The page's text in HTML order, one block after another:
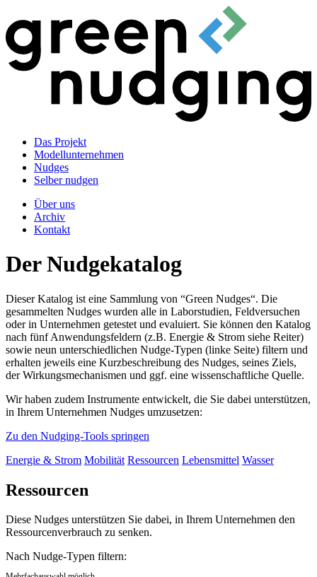
Das Projekt
Modellunternehmen
Nudges
Selber nudgen
Über uns
Archiv
Kontakt
Der Nudgekatalog
Dieser Katalog ist eine Sammlung von “Green Nudges“. Die
gesammelten Nudges wurden alle in Laborstudien, Feldversuchen
oder in Unternehmen getestet und evaluiert. Sie können den Katalog
nach fünf Anwendungsfeldern (z.B. Energie & Strom siehe Reiter)
sowie neun unterschiedlichen Nudge-Typen (linke Seite) filtern und
erhalten jeweils eine Kurzbeschreibung des Nudges, seines Ziels,
der Wirkungsmechanismen und ggf. eine wissenschaftliche Quelle.
Wir haben zudem Instrumente entwickelt, die Sie dabei unterstützen,
in Ihrem Unternehmen Nudges umzusetzen:
Zu den Nudging-Tools springen
Energie & Strom Mobilität Ressourcen Lebensmittel Wasser
Ressourcen
Diese Nudges unterstützen Sie dabei, in Ihrem Unternehmen den
Ressourcenverbrauch zu senken.
Nach Nudge-Typen filtern: